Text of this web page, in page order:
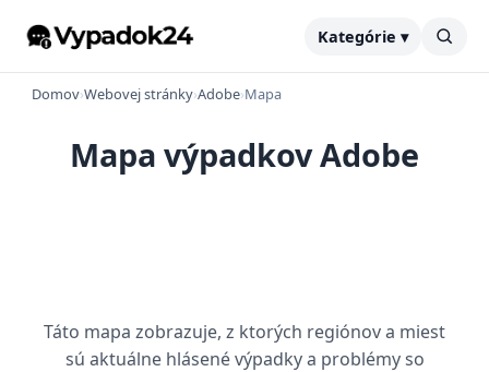
Kategórie ▾
Domov›Webovej stránky›Adobe›Mapa
Mapa výpadkov Adobe
Táto mapa zobrazuje, z ktorých regiónov a miest
sú aktuálne hlásené výpadky a problémy so